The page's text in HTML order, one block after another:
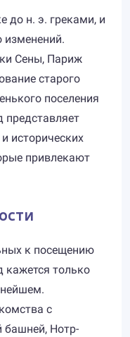
до н. э. греками, и
изменений.
Сены, Париж
старого
поселения
представляет
исторических
привлекают
к посещению
кажется только
с
башней, Нотр-